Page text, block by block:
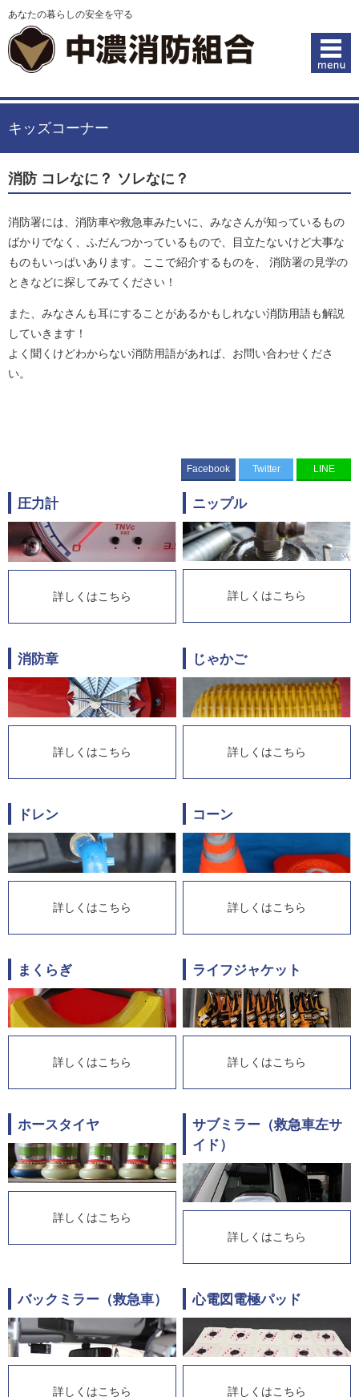
あなたの暮らしの安全を守る
キッズコーナー
消防 コレなに？ ソレなに？
消防署には、消防車や救急車みたいに、みなさんが知っているもの
ばかりでなく、ふだんつかっているもので、目立たないけど大事な
ものもいっぱいあります。ここで紹介するものを、 消防署の見学の
ときなどに探してみてください！
また、みなさんも耳にすることがあるかもしれない消防用語も解説
していきます！
よく聞くけどわからない消防用語があれば、お問い合わせくださ
い。
Facebook Twitter LINE
圧力計
詳しくはこちら
ニップル
詳しくはこちら
消防章
詳しくはこちら
じゃかご
詳しくはこちら
ドレン
詳しくはこちら
コーン
詳しくはこちら
まくらぎ
詳しくはこちら
ライフジャケット
詳しくはこちら
ホースタイヤ
詳しくはこちら
サブミラー（救急車左サ
イド）
詳しくはこちら
バックミラー（救急車）
詳しくはこちら
心電図電極パッド
詳しくはこちら